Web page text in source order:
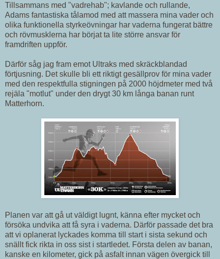
Tillsammans med "vadrehab"; kavlande och rullande,
Adams fantastiska tålamod med att massera mina vader och
olika funktionella styrkeövningar har vaderna fungerat bättre
och rövmusklerna har börjat ta lite större ansvar för
framdriften uppför.
Därför såg jag fram emot Ultraks med skräckblandad
förtjusning. Det skulle bli ett riktigt gesällprov för mina vader
med den respektfulla stigningen på 2000 höjdmeter med två
rejäla "motlut" under den drygt 30 km långa banan runt
Matterhorn.
Planen var att gå ut väldigt lugnt, känna efter mycket och
försöka undvika att få syra i vaderna. Därför passade det bra
att vi oplanerat lyckades komma till start i sista sekund och
snällt fick rikta in oss sist i startledet. Första delen av banan,
kanske en kilometer, gick på asfalt innan vägen övergick till